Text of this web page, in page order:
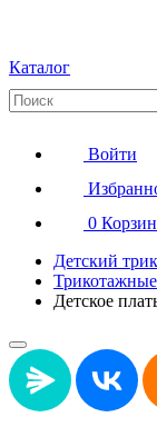
Каталог
Войти
0
Детский
Трикотажные
Детское